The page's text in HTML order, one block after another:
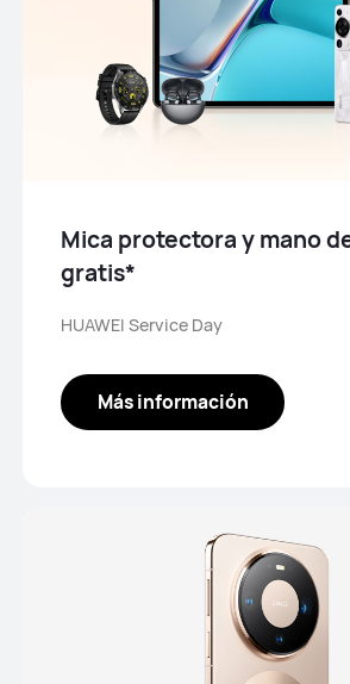
Mica protectora y mano
gratis*
HUAWEI Service Day
Más información